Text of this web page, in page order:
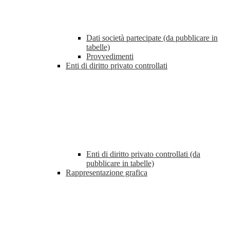
Dati società partecipate (da pubblicare in
tabelle)
Provvedimenti
Enti di diritto privato controllati
Enti di diritto privato controllati (da
pubblicare in tabelle)
Rappresentazione grafica